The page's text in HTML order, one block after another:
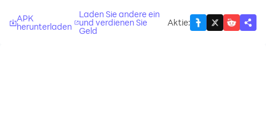
APK
herunterladen
Laden Sie andere ein
und verdienen Sie
Geld
Aktie: